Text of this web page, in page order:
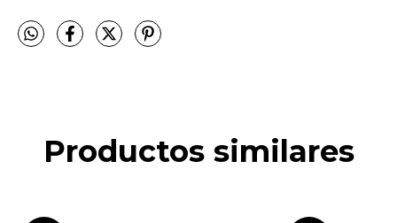
Productos similares